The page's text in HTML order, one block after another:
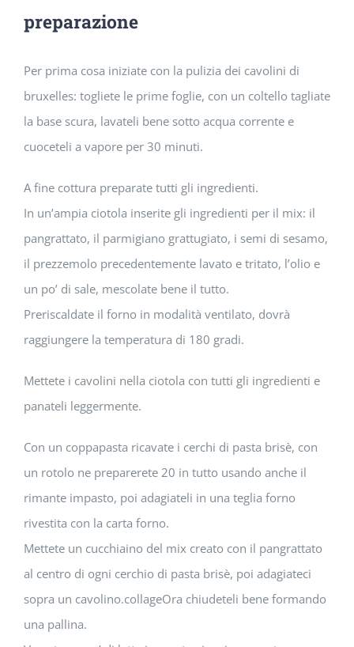
preparazione
Per prima cosa iniziate con la pulizia dei cavolini di
bruxelles: togliete le prime foglie, con un coltello tagliate
la base scura, lavateli bene sotto acqua corrente e
cuoceteli a vapore per 30 minuti.
A fine cottura preparate tutti gli ingredienti.
In un’ampia ciotola inserite gli ingredienti per il mix: il
pangrattato, il parmigiano grattugiato, i semi di sesamo,
il prezzemolo precedentemente lavato e tritato, l’olio e
un po’ di sale, mescolate bene il tutto.
Preriscaldate il forno in modalità ventilato, dovrà
raggiungere la temperatura di 180 gradi.
Mettete i cavolini nella ciotola con tutti gli ingredienti e
panateli leggermente.
Con un coppapasta ricavate i cerchi di pasta brisè, con
un rotolo ne preparerete 20 in tutto usando anche il
rimante impasto, poi adagiateli in una teglia forno
rivestita con la carta forno.
Mettete un cucchiaino del mix creato con il pangrattato
al centro di ogni cerchio di pasta brisè, poi adagiateci
sopra un cavolino.collageOra chiudeteli bene formando
una pallina.